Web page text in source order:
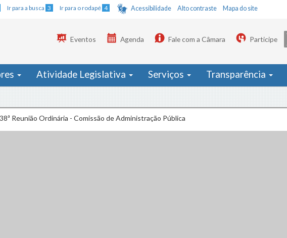
Ir para a busca 3 Ir para o rodapé 4 Acessibilidade Alto contraste Mapa do site
Eventos Agenda Fale com a Câmara Participe
Atividade Legislativa Serviços Transparência
38ª Reunião Ordinária - Comissão de Administração Pública